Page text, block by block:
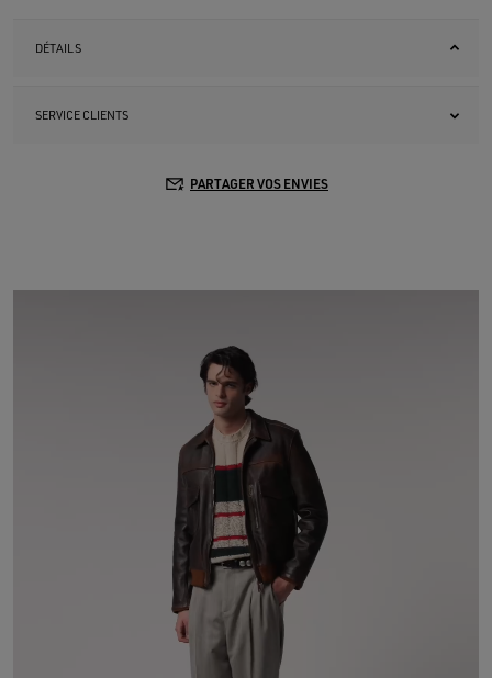
DÉTAILS
SERVICE CLIENTS
PARTAGER VOS ENVIES